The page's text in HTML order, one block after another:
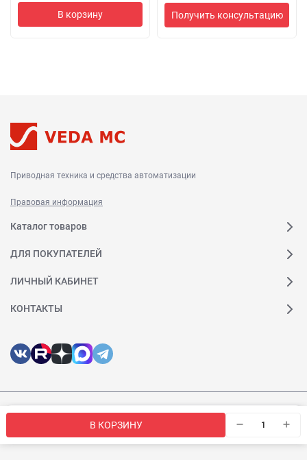
В КОРЗИНУ
В корзину Получить консультацию
Приводная техника и средства автоматизации
Правовая информация
Каталог товаров
ДЛЯ ПОКУПАТЕЛЕЙ
ЛИЧНЫЙ КАБИНЕТ
КОНТАКТЫ
© 2026 Веда МК. Все права защищены OK